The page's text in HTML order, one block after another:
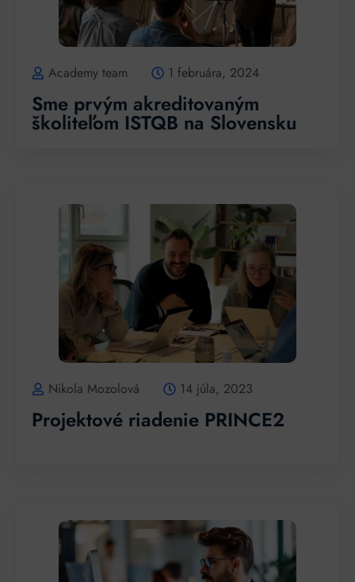
Academy team 1 februára, 2024
Sme prvým akreditovaným
školiteľom ISTQB na Slovensku
Nikola Mozolová 14 júla, 2023
Projektové riadenie PRINCE2